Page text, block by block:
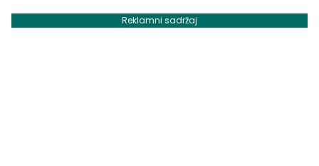
Reklamni sadržaj